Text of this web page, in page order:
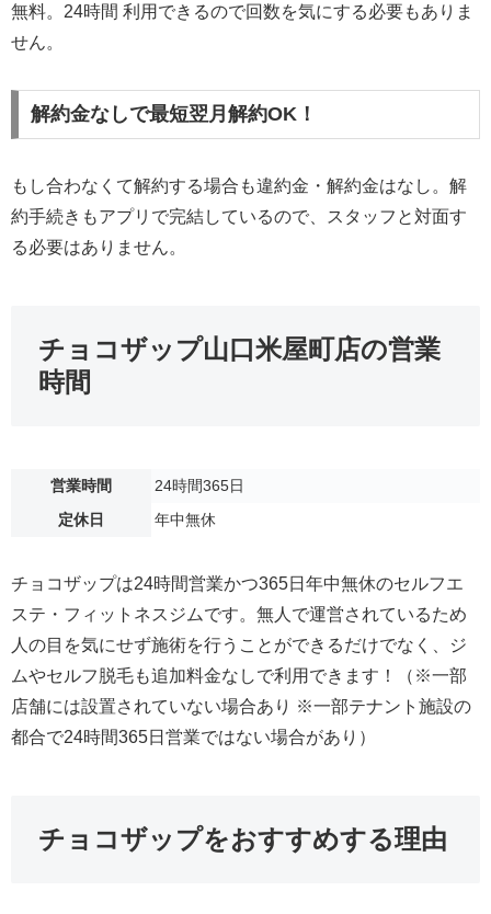
無料。24時間 利用できるので回数を気にする必要もありま
せん。
解約金なしで最短翌月解約OK！
もし合わなくて解約する場合も違約金・解約金はなし。解
約手続きもアプリで完結しているので、スタッフと対面す
る必要はありません。
チョコザップ山口米屋町店の営業
時間
営業時間
24時間365日
定休日
年中無休
チョコザップは24時間営業かつ365日年中無休のセルフエ
ステ・フィットネスジムです。無人で運営されているため
人の目を気にせず施術を行うことができるだけでなく、ジ
ムやセルフ脱毛も追加料金なしで利用できます！（※一部
店舗には設置されていない場合あり ※一部テナント施設の
都合で24時間365日営業ではない場合があり）
チョコザップをおすすめする理由